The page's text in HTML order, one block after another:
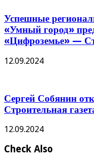
Успешные
«Умный город»
«Цифроземье» —
12.09.2024
Сергей Собянин
Строительная
12.09.2024
Check Also